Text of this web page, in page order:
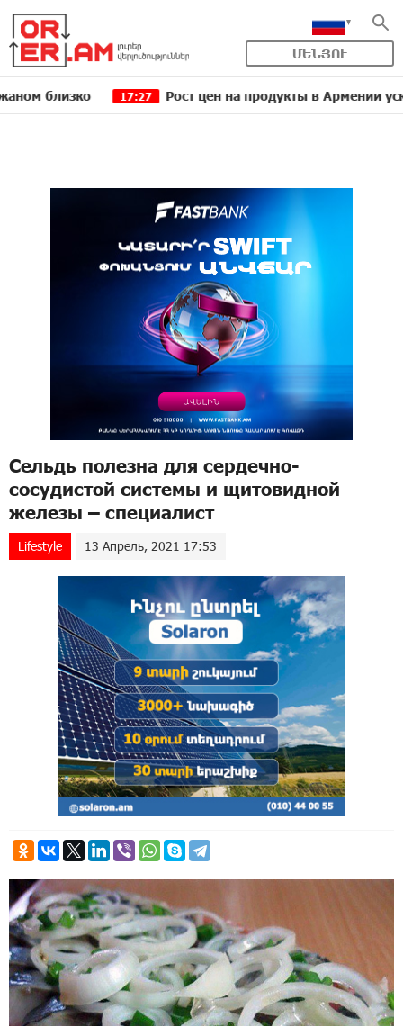
ՄԵՆՅՈՒ
17:27 Рост цен на продукты в Армении
Сельдь полезна для сердечно-
сосудистой системы и щитовидной
железы – специалист
Lifestyle 13 Апрель, 2021 17:53